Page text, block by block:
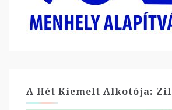
A Hét Kiemelt Alkotója: